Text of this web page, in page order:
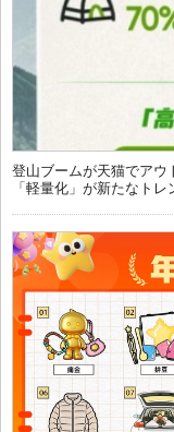
登山ブームが天猫でアウ
「軽量化」が新たなトレ